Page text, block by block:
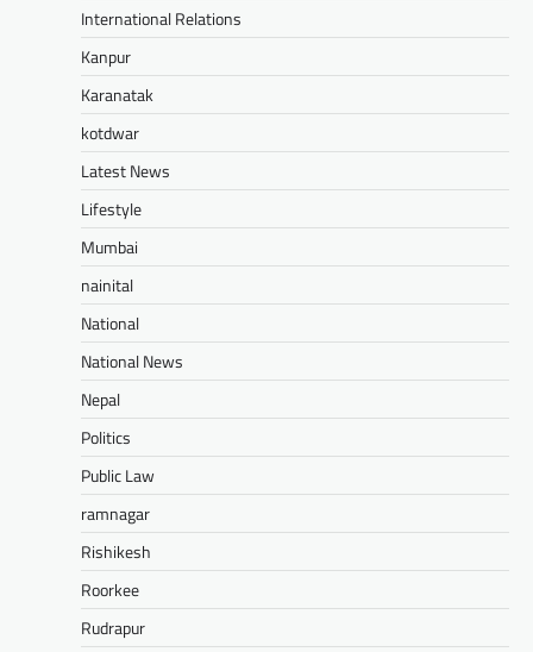
International Relations
Kanpur
Karanatak
kotdwar
Latest News
Lifestyle
Mumbai
nainital
National
National News
Nepal
Politics
Public Law
ramnagar
Rishikesh
Roorkee
Rudrapur